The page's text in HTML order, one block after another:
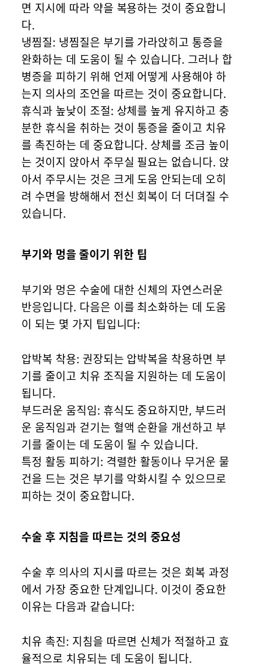
면 지시에 따라 약을 복용하는 것이 중요합니
다.
냉찜질: 냉찜질은 부기를 가라앉히고 통증을
완화하는 데 도움이 될 수 있습니다. 그러나 합
병증을 피하기 위해 언제 어떻게 사용해야 하
는지 의사의 조언을 따르는 것이 중요합니다.
휴식과 높낮이 조절: 상체를 높게 유지하고 충
분한 휴식을 취하는 것이 통증을 줄이고 치유
를 촉진하는 데 중요합니다. 상체를 조금 높이
는 것이지 앉아서 주무실 필요는 없습니다. 앉
아서 주무시는 것은 크게 도움 안되는데 오히
려 수면을 방해해서 전신 회복이 더 더뎌질 수
있습니다.
부기와 멍을 줄이기 위한 팁
부기와 멍은 수술에 대한 신체의 자연스러운
반응입니다. 다음은 이를 최소화하는 데 도움
이 되는 몇 가지 팁입니다:
압박복 착용: 권장되는 압박복을 착용하면 부
기를 줄이고 치유 조직을 지원하는 데 도움이
됩니다.
부드러운 움직임: 휴식도 중요하지만, 부드러
운 움직임과 걷기는 혈액 순환을 개선하고 부
기를 줄이는 데 도움이 될 수 있습니다.
특정 활동 피하기: 격렬한 활동이나 무거운 물
건을 드는 것은 부기를 악화시킬 수 있으므로
피하는 것이 중요합니다.
수술 후 지침을 따르는 것의 중요성
수술 후 의사의 지시를 따르는 것은 회복 과정
에서 가장 중요한 단계입니다. 이것이 중요한
이유는 다음과 같습니다:
치유 촉진: 지침을 따르면 신체가 적절하고 효
율적으로 치유되는 데 도움이 됩니다.